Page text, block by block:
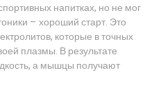
напитках, но не мог
– хороший старт. Это
которые в точных
плазмы. В результате
а мышцы получают